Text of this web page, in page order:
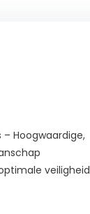
– Hoogwaardige,
veiligheid